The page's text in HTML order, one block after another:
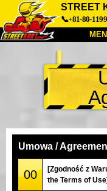
STREET
📞+81-80-
O nas
Dojazd
Tokyo Shinagawa
Tokyo Akihabara#2
Umowa /
00
[Zgodność z
the Terms of